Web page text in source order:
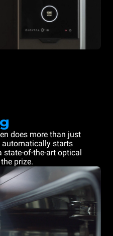
does more than just
automatically starts
of-the-art optical
prize.